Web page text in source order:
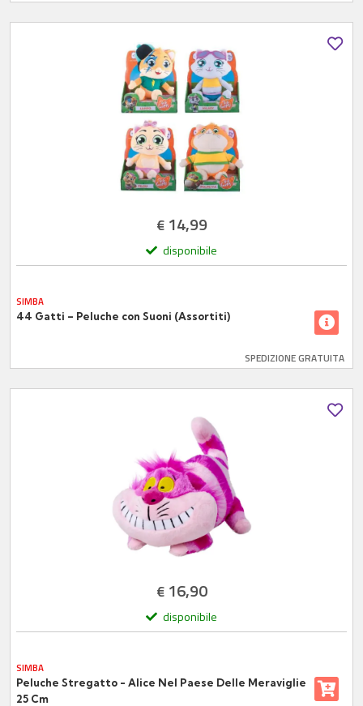
€14,99
disponibile
SIMBA
44 Gatti – Peluche con Suoni (Assortiti)
SPEDIZIONE GRATUITA
€16,90
disponibile
SIMBA
Peluche Stregatto - Alice Nel Paese Delle Meraviglie
25 Cm